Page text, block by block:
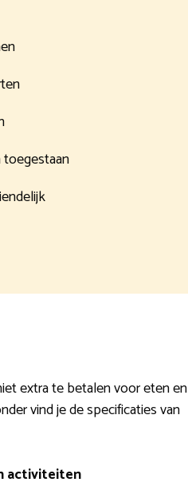
toegestaan
extra te betalen voor eten en
vind je de specificaties van
activiteiten